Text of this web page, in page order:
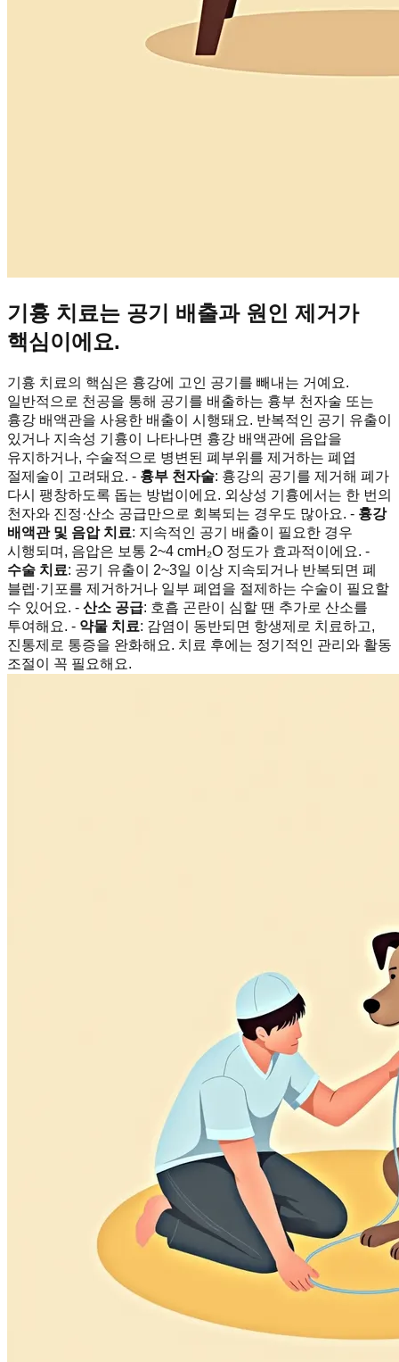
기흉 치료는 공기 배출과 원인 제거가
핵심이에요.
기흉 치료의 핵심은 흉강에 고인 공기를 빼내는 거예요.
일반적으로 천공을 통해 공기를 배출하는 흉부 천자술 또는
흉강 배액관을 사용한 배출이 시행돼요. 반복적인 공기 유출이
있거나 지속성 기흉이 나타나면 흉강 배액관에 음압을
유지하거나, 수술적으로 병변된 폐부위를 제거하는 폐엽
절제술이 고려돼요. - 흉부 천자술: 흉강의 공기를 제거해 폐가
다시 팽창하도록 돕는 방법이에요. 외상성 기흉에서는 한 번의
천자와 진정·산소 공급만으로 회복되는 경우도 많아요. - 흉강
배액관 및 음압 치료: 지속적인 공기 배출이 필요한 경우
시행되며, 음압은 보통 2~4 cmH₂O 정도가 효과적이에요. -
수술 치료: 공기 유출이 2~3일 이상 지속되거나 반복되면 폐
블렙·기포를 제거하거나 일부 폐엽을 절제하는 수술이 필요할
수 있어요. - 산소 공급: 호흡 곤란이 심할 땐 추가로 산소를
투여해요. - 약물 치료: 감염이 동반되면 항생제로 치료하고,
진통제로 통증을 완화해요. 치료 후에는 정기적인 관리와 활동
조절이 꼭 필요해요.